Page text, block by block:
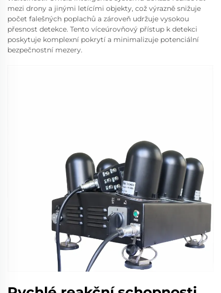
mezi drony a jinými letícími objekty, což výrazně snižuje
počet falešných poplachů a zároveň udržuje vysokou
přesnost detekce. Tento víceúrovňový přístup k detekci
poskytuje komplexní pokrytí a minimalizuje potenciální
bezpečnostní mezery.